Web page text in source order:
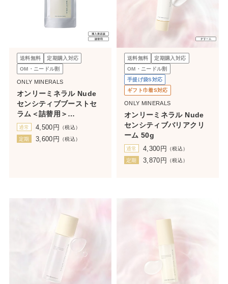
送料無料
定期購入対応
OM・ニードル割
ONLY MINERALS
オンリーミネラル Nude
センシティブブーストセ
ラム＜詰替用＞
45mL（ボトルなし）
通常 4,500 円 （税込）
定期 3,600 円 （税込）
送料無料
定期購入対応
OM・ニードル割
手提げ袋S対応
ギフト巾着S対応
ONLY MINERALS
オンリーミネラル Nude
センシティブバリアクリ
ーム 50g
通常 4,300 円 （税込）
定期 3,870 円 （税込）